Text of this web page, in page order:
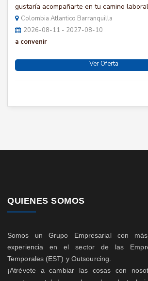
gustaría acompañarte en tu camino
Colombia Atlantico Barranquilla
2026-08-11 - 2027-08-10
a convenir
Ver Oferta
QUIENES SOMOS
Somos un Grupo Empresarial con
experiencia en el sector de las
Temporales (EST) y Outsourcing.
¡Atrévete a cambiar las cosas con